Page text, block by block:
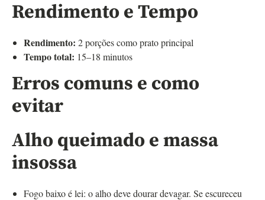
Rendimento e Tempo
Rendimento: 2 porções como prato principal
Tempo total: 15–18 minutos
Erros comuns e como
evitar
Alho queimado e massa
insossa
Fogo baixo é lei: o alho deve dourar devagar. Se escureceu